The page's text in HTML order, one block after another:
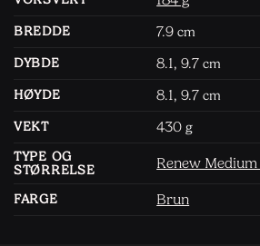
BREDDE 7.9 cm
DYBDE
8.1, 9.7 cm
HØYDE
8.1, 9.7 cm
VEKT
430 g
TYPE OG
STØRRELSE
Renew
FARGE Brun